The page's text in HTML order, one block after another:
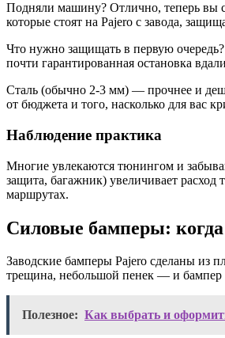
Подняли машину? Отлично, теперь вы
которые стоят на Pajero с завода,
Что нужно защищать в первую
почти гарантированная остановка
Сталь (обычно 2-3 мм) — прочнее и
от бюджета и того, насколько для вас
Наблюдение практика
Многие увлекаются тюнингом и
защита, багажник) увеличивает
маршрутах.
Силовые бамперы:
Заводские бамперы Pajero сделаны из
трещина, небольшой пенек — и бампер
Полезное: Как выбрать и